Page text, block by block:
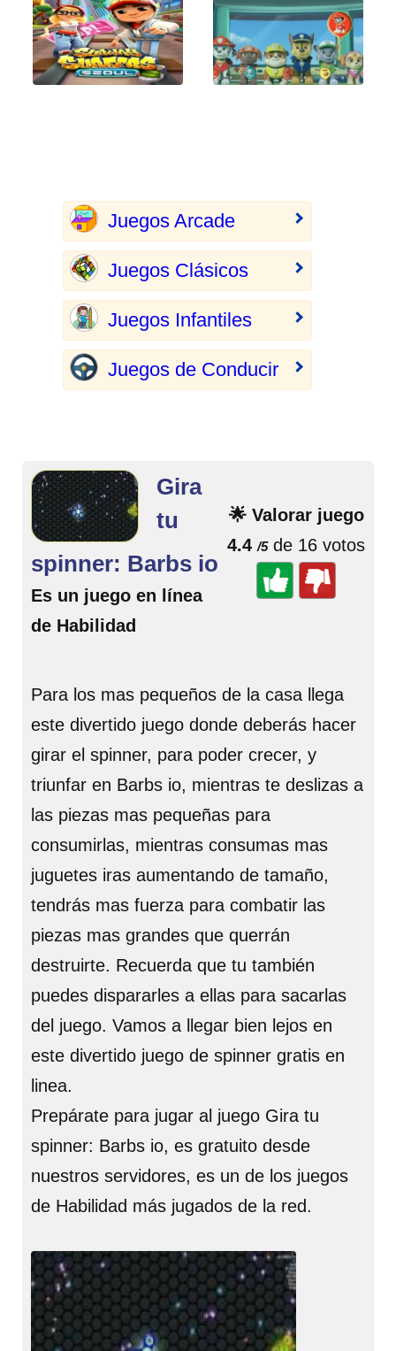
Juegos Arcade
Juegos Clásicos
Juegos Infantiles
Juegos de Conducir
🌟 Valorar juego
4.4 /5de 16 votos
Gira
tu
spinner: Barbs io
Es un juego en línea
de Habilidad
Para los mas pequeños de la casa llega
este divertido juego donde deberás hacer
girar el spinner, para poder crecer, y
triunfar en Barbs io, mientras te deslizas a
las piezas mas pequeñas para
consumirlas, mientras consumas mas
juguetes iras aumentando de tamaño,
tendrás mas fuerza para combatir las
piezas mas grandes que querrán
destruirte. Recuerda que tu también
puedes dispararles a ellas para sacarlas
del juego. Vamos a llegar bien lejos en
este divertido juego de spinner gratis en
linea.
Prepárate para jugar al juego Gira tu
spinner: Barbs io, es gratuito desde
nuestros servidores, es un de los juegos
de Habilidad más jugados de la red.